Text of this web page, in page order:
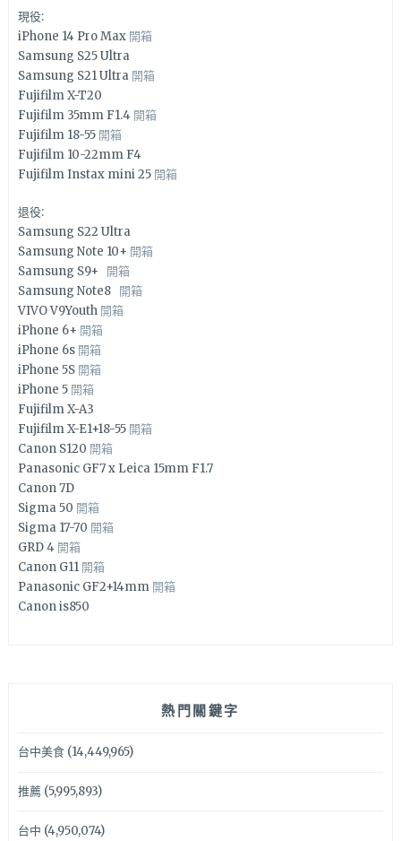
現役:
iPhone 14 Pro Max 開箱
Samsung S25 Ultra
Samsung S21 Ultra 開箱
Fujifilm X-T20
Fujifilm 35mm F1.4 開箱
Fujifilm 18-55 開箱
Fujifilm 10-22mm F4
Fujifilm Instax mini 25 開箱
退役:
Samsung S22 Ultra
Samsung Note 10+ 開箱
Samsung S9+ 開箱
Samsung Note8 開箱
VIVO V9Youth 開箱
iPhone 6+ 開箱
iPhone 6s 開箱
iPhone 5S 開箱
iPhone 5 開箱
Fujifilm X-A3
Fujifilm X-E1+18-55 開箱
Canon S120 開箱
Panasonic GF7 x Leica 15mm F1.7
Canon 7D
Sigma 50 開箱
Sigma 17-70 開箱
GRD 4 開箱
Canon G11 開箱
Panasonic GF2+14mm 開箱
Canon is850
熱門關鍵字
台中美食(14,449,965)
推薦(5,995,893)
台中 (4,950,074)